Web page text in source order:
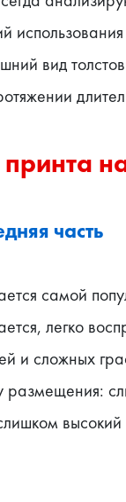
вид
часть
самой
легко
и сложных
размещения: